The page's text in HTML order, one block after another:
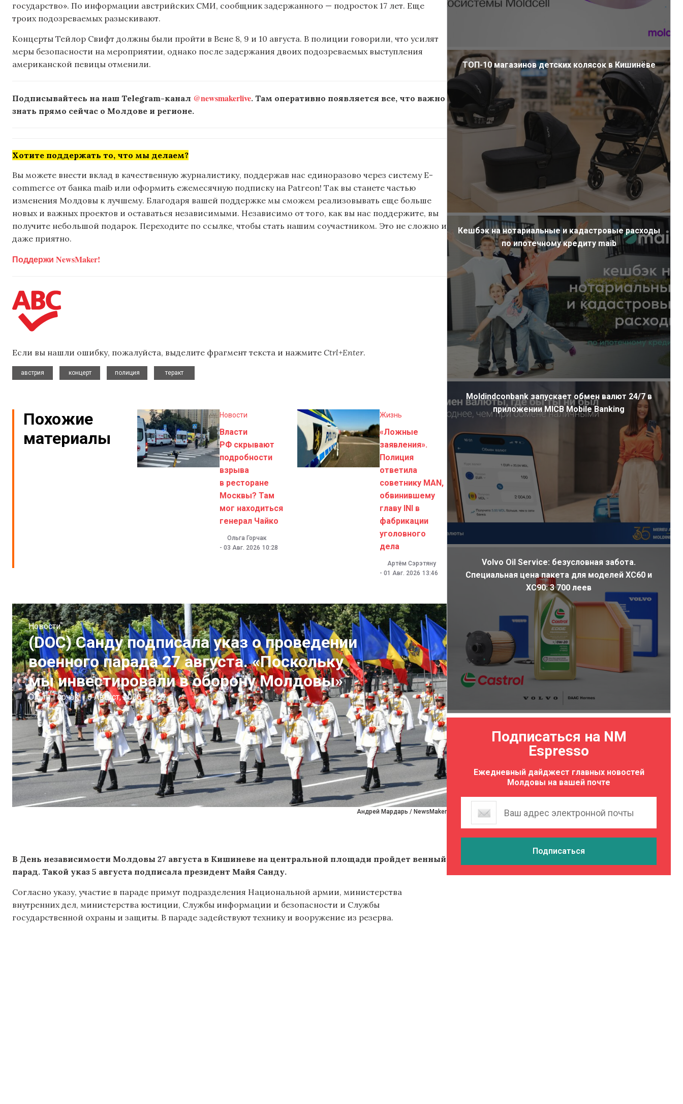
государство». По информации австрийских СМИ, сообщник задержанного — подросток 17 лет. Еще
троих подозреваемых разыскивают.
Концерты Тейлор Свифт должны были пройти в Вене 8, 9 и 10 августа. В полиции говорили, что усилят
меры безопасности на мероприятии, однако после задержания двоих подозреваемых выступления
американской певицы отменили.
Подписывайтесь на наш Telegram-канал @newsmakerlive. Там оперативно появляется все, что важно
знать прямо сейчас о Молдове и регионе.
Хотите поддержать то, что мы делаем?
Вы можете внести вклад в качественную журналистику, поддержав нас единоразово через систему E-
commerce от банка maib или оформить ежемесячную подписку на Patreon! Так вы станете частью
изменения Молдовы к лучшему. Благодаря вашей поддержке мы сможем реализовывать еще больше
новых и важных проектов и оставаться независимыми. Независимо от того, как вы нас поддержите, вы
получите небольшой подарок. Переходите по ссылке, чтобы стать нашим соучастником. Это не сложно и
даже приятно.
Поддержи NewsMaker!
Если вы нашли ошибку, пожалуйста, выделите фрагмент текста и нажмите Ctrl+Enter.
австрия
концерт
полиция
теракт
Похожие
материалы
Новости
Власти
РФ скрывают
подробности
взрыва
в ресторане
Москвы? Там
мог находиться
генерал Чайко
Ольга Горчак
- 03 Авг. 2026 10:28
Жизнь
«Ложные
заявления».
Полиция
ответила
советнику MAN,
обвинившему
главу INI в
фабрикации
уголовного
дела
Артём Сэрэтяну
- 01 Авг. 2026 13:46
Андрей Мардарь / NewsMaker
Новости
(DOC) Санду подписала указ о проведении
военного парада 27 августа. «Поскольку
мы инвестировали в оборону Молдовы»
Ольга Горчак | 6 Август, 2026 10:28
В День независимости Молдовы 27 августа в Кишиневе на центральной площади пройдет венный
парад. Такой указ 5 августа подписала президент Майя Санду.
Согласно указу, участие в параде примут подразделения Национальной армии, министерства
внутренних дел, министерства юстиции, Службы информации и безопасности и Службы
государственной охраны и защиты. В параде задействуют технику и вооружение из резерва.
ТОП-10 магазинов детских колясок в Кишинёве
Кешбэк на нотариальные и кадастровые расходы
по ипотечному кредиту maib
Moldindconbank запускает обмен валют 24/7 в
приложении MICB Mobile Banking
Volvo Oil Service: безусловная забота.
Специальная цена пакета для моделей XC60 и
XC90: 3 700 леев
Подписаться на NM
Espresso
Ежедневный дайджест главных новостей
Молдовы на вашей почте